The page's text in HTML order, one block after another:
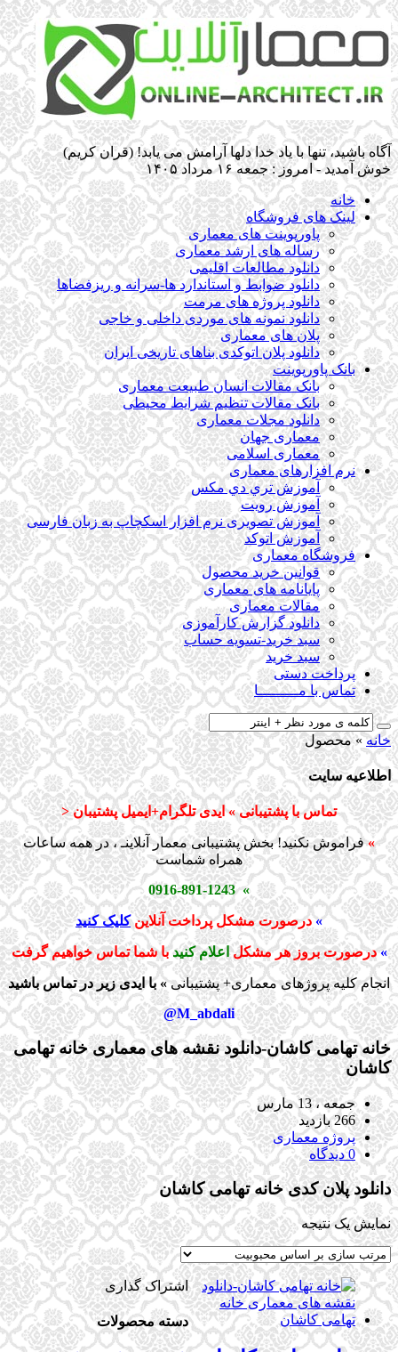
آگاه باشيد، تنها با ياد خدا دلها آرامش می ‏يابد! (قران کریم)
خوش آمدید - امروز : جمعه ۱۶ مرداد ۱۴۰۵
خانه
لینک های فروشگاه
پاورپوینت های معماری
رساله های ارشد معماری
دانلود مطالعات اقلیمی
دانلود ضوابط و استاندارد ها-سرانه و ریزفضاها
دانلود پروژه های مرمت
دانلود نمونه های موردی داخلی و خاجی
پلان های معماری
دانلود پلان اتوکدی بناهای تاریخی ایران
بانک پاورپوینت
بانک مقالات انسان طبیعت معماری
بانک مقالات تنظیم شرایط محیطی
دانلود مجلات معماری
معماری جهان
معماری اسلامی
نرم افزارهای معماری
آﻣﻮزش ﺗﺮي دي ﻣﮑﺲ
آموزش رویت
آموزش تصویری نرم افزار اسکچاپ به زبان فارسی
آموزش اتوکد
فروشگاه معماری
قوانین خرید محصول
پایانامه های معماری
مقالات معماری
دانلود گزارش کارآموزی
سبد خرید-تسویه حساب
سبد خرید
پرداخت دستی
تماس با مـــــــــا
خانه»محصول
اطلاعیه سایت
تماس با پشتیبانی » ایدی تلگرام+ایمیل پشتیبان <
» فراموش نکنید! بخش پشتیبانی معمار آنلاینـ ، در همه ساعات
همراه شماست
» 0916-891-1243
»درصورت مشکل پرداخت آنلاینکلیک کنید
»درصورت بروز هر مشکل اعلام کنیدبا شما تماس خواهیم گرفت
انجام کلیه پروژهای معماری+ پشتیبانی» با ایدی زیر در تماس باشید
M_abdali@
خانه تهامی کاشان-دانلود نقشه های معماری خانه تهامی
کاشان
جمعه ، 13 مارس
266 بازدید
پروژه معماری
0 دیدگاه
دانلود پلان کدی خانه تهامی کاشان
نمایش یک نتیجه
اشتراک گذاری
دسته محصولات